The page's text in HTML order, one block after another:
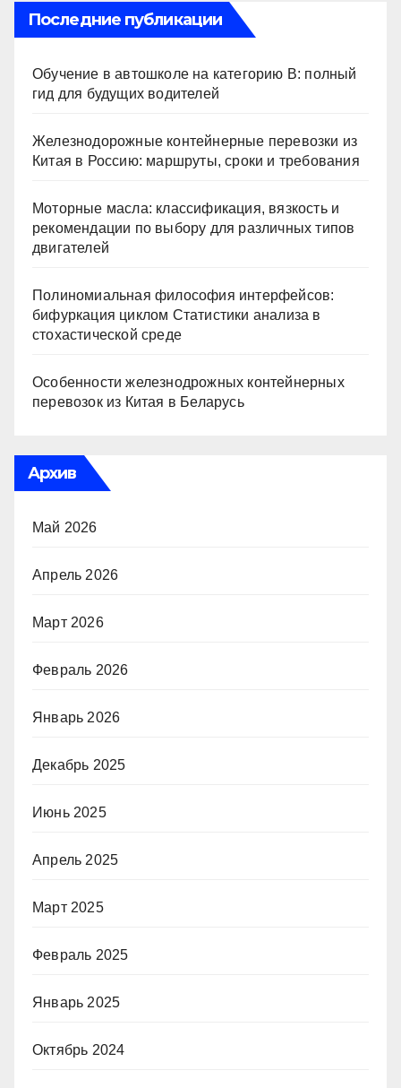
Последние публикации
Обучение в автошколе на категорию В: полный
гид для будущих водителей
Железнодорожные контейнерные перевозки из
Китая в Россию: маршруты, сроки и требования
Моторные масла: классификация, вязкость и
рекомендации по выбору для различных типов
двигателей
Полиномиальная философия интерфейсов:
бифуркация циклом Статистики анализа в
стохастической среде
Особенности железнодрожных контейнерных
перевозок из Китая в Беларусь
Архив
Май 2026
Апрель 2026
Март 2026
Февраль 2026
Январь 2026
Декабрь 2025
Июнь 2025
Апрель 2025
Март 2025
Февраль 2025
Январь 2025
Октябрь 2024